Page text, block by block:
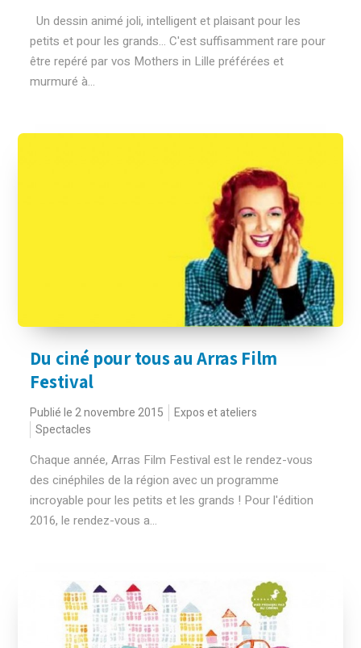
Un dessin animé joli, intelligent et plaisant pour les
petits et pour les grands... C'est suffisamment rare pour
être repéré par vos Mothers in Lille préférées et
murmuré à...
Du ciné pour tous au Arras Film
Festival
Publié le 2 novembre 2015
Expos et ateliers
Spectacles
Chaque année, Arras Film Festival est le rendez-vous
des cinéphiles de la région avec un programme
incroyable pour les petits et les grands ! Pour l'édition
2016, le rendez-vous a...